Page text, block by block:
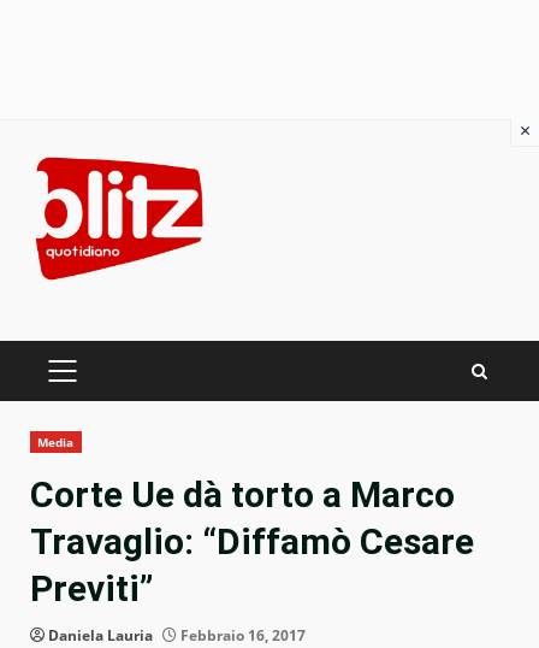
content
PRIMARY
Media
Corte Ue dà torto a Marco
Travaglio: “Diffamò Cesare
Previti”
Daniela Lauria Febbraio 16, 2017
×